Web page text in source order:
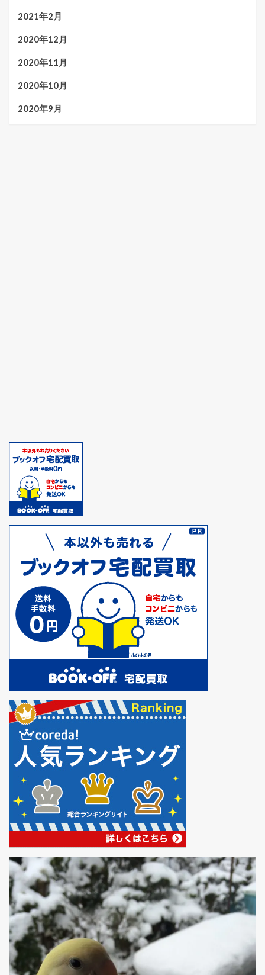
2021年2月
2020年12月
2020年11月
2020年10月
2020年9月